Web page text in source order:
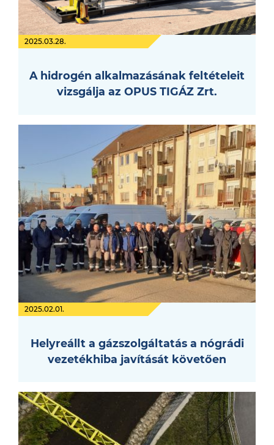
2025.03.28.
A hidrogén alkalmazásának feltételeit
vizsgálja az OPUS TIGÁZ Zrt.
2025.02.01.
Helyreállt a gázszolgáltatás a nógrádi
vezetékhiba javítását követően